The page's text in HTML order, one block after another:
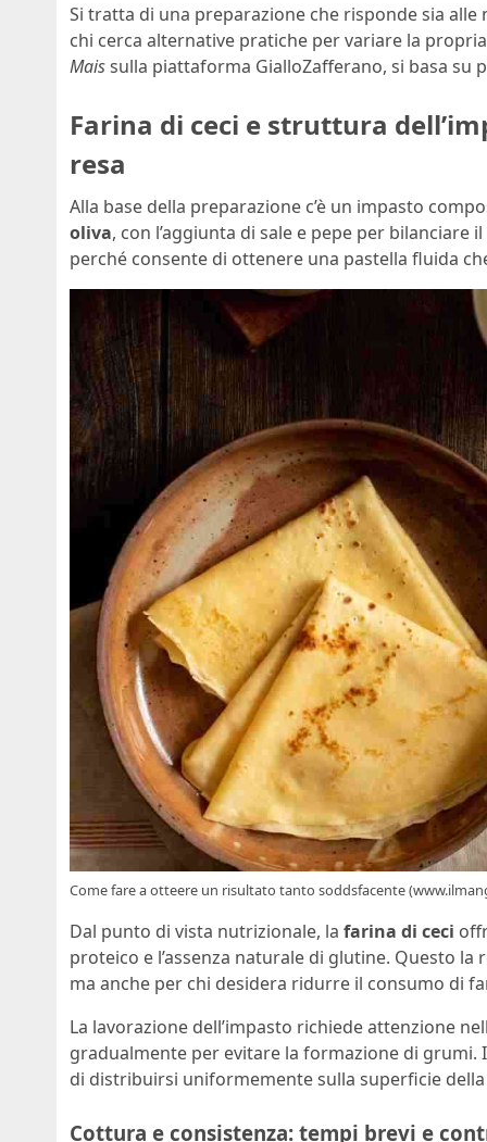
Si tratta di una preparazione che risponde sia alle
chi cerca alternative pratiche per variare la
Maissulla piattaforma GialloZafferano, si basa su
Farina di ceci e struttura
resa
Alla base della preparazione c’è un impasto
oliva, con l’aggiunta di sale e pepe per
perché consente di ottenere una pastella fluida
Come fare a otteere un risultato tanto soddsfacente
Dal punto di vista nutrizionale, la farina di ceci
proteico e l’assenza naturale di glutine. Questo
ma anche per chi desidera ridurre il consumo di
La lavorazione dell’impasto richiede attenzione
gradualmente per evitare la formazione di grumi.
di distribuirsi uniformemente sulla superficie
Cottura e consistenza: tempi brevi e